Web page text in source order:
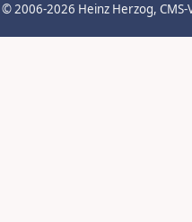
© 2006-2026 Heinz Herzog,